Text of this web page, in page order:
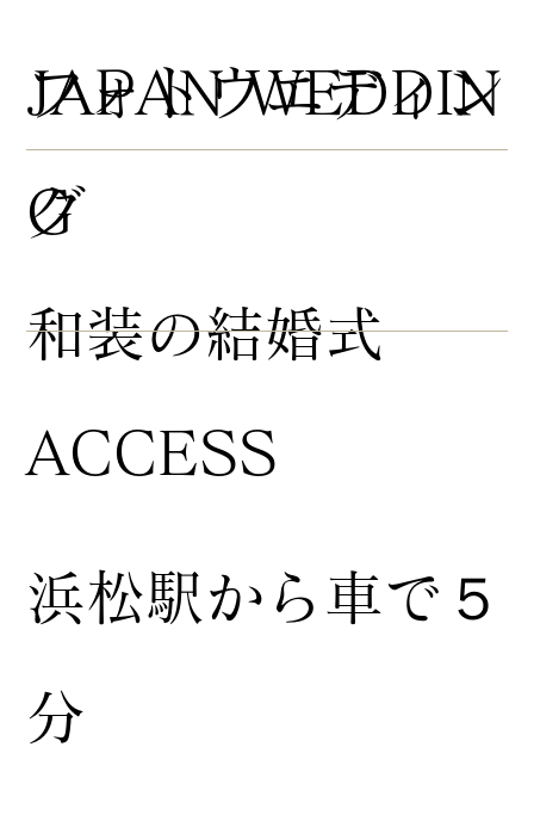
​フォトウエディン
グ
​和装の結婚式
JAPAN WEDDIN
G
浜松駅から車で５
分
ACCESS